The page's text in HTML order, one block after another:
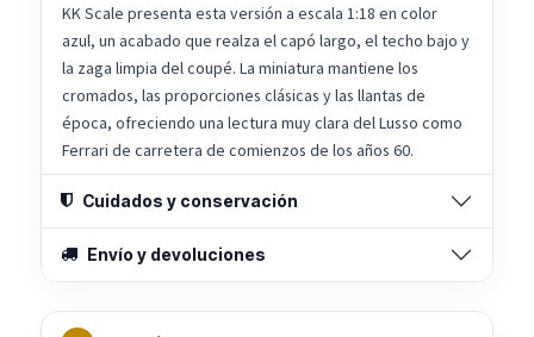
KK Scale presenta esta versión a escala 1:18 en color
azul, un acabado que realza el capó largo, el techo bajo y
la zaga limpia del coupé. La miniatura mantiene los
cromados, las proporciones clásicas y las llantas de
época, ofreciendo una lectura muy clara del Lusso como
Ferrari de carretera de comienzos de los años 60.
Cuidados y conservación
Envío y devoluciones